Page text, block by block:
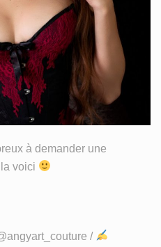
à demander une
voici
/